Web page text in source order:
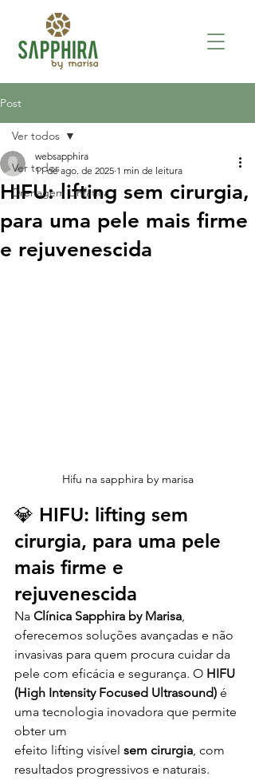
Post
Ver todos
Drenagem Linfática
Ver todos
HIFU: lifting sem cirurgia,
para uma pele mais firme
e rejuvenescida
websapphira
11 de ago. de 2025 1 min de leitura
Hifu na sapphira by marisa
💎 HIFU: lifting sem
cirurgia, para uma pele
mais firme e
rejuvenescida
Na Clínica Sapphira by Marisa,
oferecemos soluções avançadas e não
invasivas para quem procura cuidar da
pele com eficácia e segurança. O HIFU
(High Intensity Focused Ultrasound) é
uma tecnologia inovadora que permite
obter um
efeito lifting visível sem cirurgia, com
resultados progressivos e naturais.